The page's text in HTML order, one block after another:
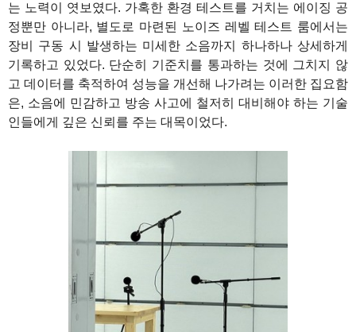
는 노력이 엿보였다. 가혹한 환경 테스트를 거치는 에이징 공
정뿐만 아니라, 별도로 마련된 노이즈 레벨 테스트 룸에서는
장비 구동 시 발생하는 미세한 소음까지 하나하나 상세하게
기록하고 있었다. 단순히 기준치를 통과하는 것에 그치지 않
고 데이터를 축적하여 성능을 개선해 나가려는 이러한 집요함
은, 소음에 민감하고 방송 사고에 철저히 대비해야 하는 기술
인들에게 깊은 신뢰를 주는 대목이었다.